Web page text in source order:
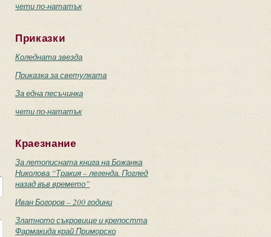
чети по-нататък
Приказки
Коледната звезда
Приказка за светулката
За една песъчинка
чети по-нататък
Краезнание
За летописната книга на Божанка
Николова “Тракия – легенда. Поглед
назад във времето”
Иван Богоров – 200 години
Златното съкровище и крепостта
Фармакида край Приморско